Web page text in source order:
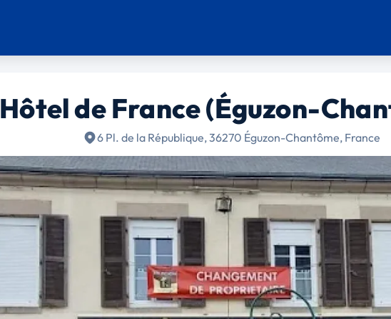
Hôtel de France (Éguzon-
6 Pl. de la République, 36270 Éguzon-Chantôme, France